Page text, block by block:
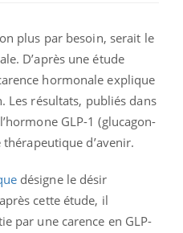
plus par besoin, serait le
D’après une étude
hormonale explique
Les résultats, publiés dans
GLP-1 (glucagon-
d’avenir.
désigne le désir
cette étude, il
par une carence en GLP-